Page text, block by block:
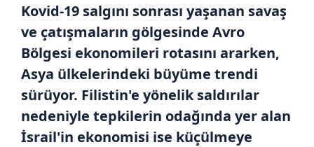
Kovid-19 salgını sonrası yaşanan savaş
ve çatışmaların gölgesinde Avro
Bölgesi ekonomileri rotasını ararken,
Asya ülkelerindeki büyüme trendi
sürüyor. Filistin'e yönelik saldırılar
nedeniyle tepkilerin odağında yer alan
İsrail'in ekonomisi ise küçülmeye